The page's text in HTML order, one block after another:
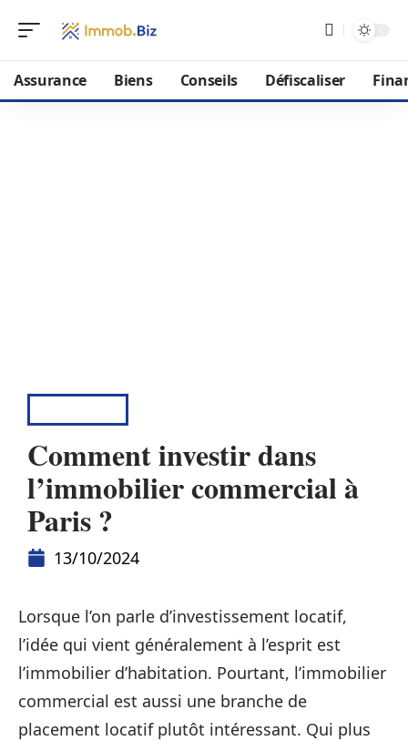
Assurance Biens Conseils Défiscaliser
Comment investir dans
l’immobilier commercial à
Paris ?
13/10/2024
Lorsque l’on parle d’investissement locatif,
l’idée qui vient généralement à l’esprit est
l’immobilier d’habitation. Pourtant, l’immobilier
commercial est aussi une branche de
placement locatif plutôt intéressant. Qui plus